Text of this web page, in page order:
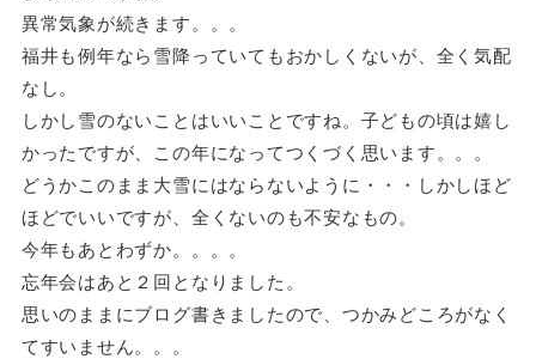
異常気象が続きます。。。
福井も例年なら雪降っていてもおかしくないが、全く気配
なし。
しかし雪のないことはいいことですね。子どもの頃は嬉し
かったですが、この年になってつくづく思います。。。
どうかこのまま大雪にはならないように・・・しかしほど
ほどでいいですが、全くないのも不安なもの。
今年もあとわずか。。。。
忘年会はあと２回となりました。
思いのままにブログ書きましたので、つかみどころがなく
てすいません。。。